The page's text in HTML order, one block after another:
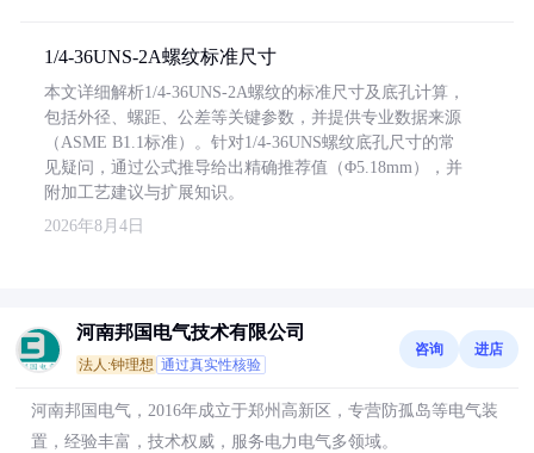
1/4-36UNS-2A螺纹标准尺寸
本文详细解析1/4-36UNS-2A螺纹的标准尺寸及底孔计算，
包括外径、螺距、公差等关键参数，并提供专业数据来源
（ASME B1.1标准）。针对1/4-36UNS螺纹底孔尺寸的常
见疑问，通过公式推导给出精确推荐值（Φ5.18mm），并
附加工艺建议与扩展知识。
2026年8月4日
河南邦国电气技术有限公司
法人:钟理想 通过真实性核验
咨询 进店
河南邦国电气，2016年成立于郑州高新区，专营防孤岛等电气装
置，经验丰富，技术权威，服务电力电气多领域。